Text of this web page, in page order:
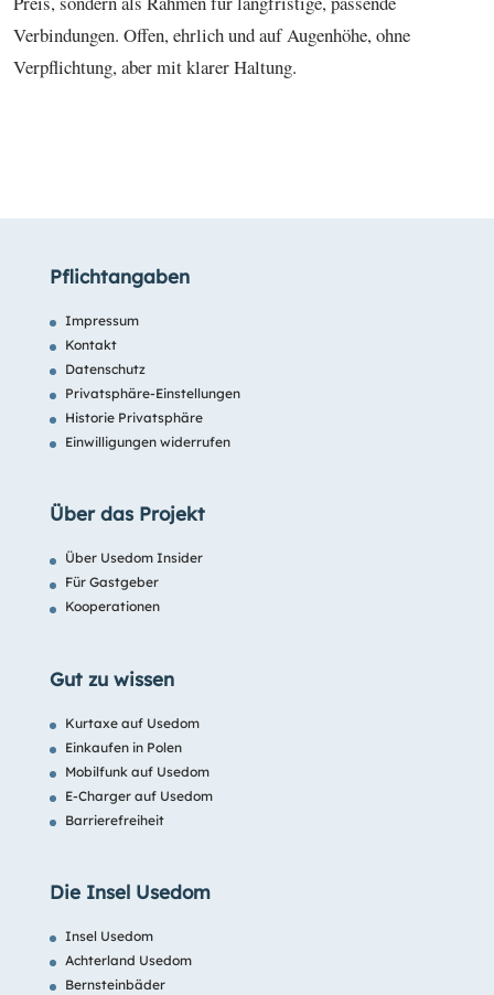
Verbindungen. Offen, ehrlich und auf Augenhöhe, ohne
Verpflichtung, aber mit klarer Haltung.
Pflichtangaben
Impressum
Kontakt
Datenschutz
Privatsphäre-Einstellungen
Historie Privatsphäre
Einwilligungen widerrufen
Über das Projekt
Über Usedom Insider
Für Gastgeber
Kooperationen
Gut zu wissen
Kurtaxe auf Usedom
Einkaufen in Polen
Mobilfunk auf Usedom
E-Charger auf Usedom
Barrierefreiheit
Die Insel Usedom
Insel Usedom
Achterland Usedom
Bernsteinbäder